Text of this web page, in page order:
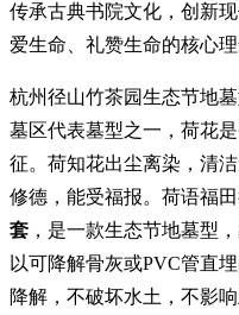
传承古典书院文化，创新
爱生命、礼赞生命的核心理
杭州径山竹茶园生态节地
墓区代表墓型之一，荷花
征。荷知花出尘离染，清
修德，能受福报。荷语福田
套 ，是一款生态节地墓型
以可降解骨灰或PVC管直
降解，不破坏水土，不影响